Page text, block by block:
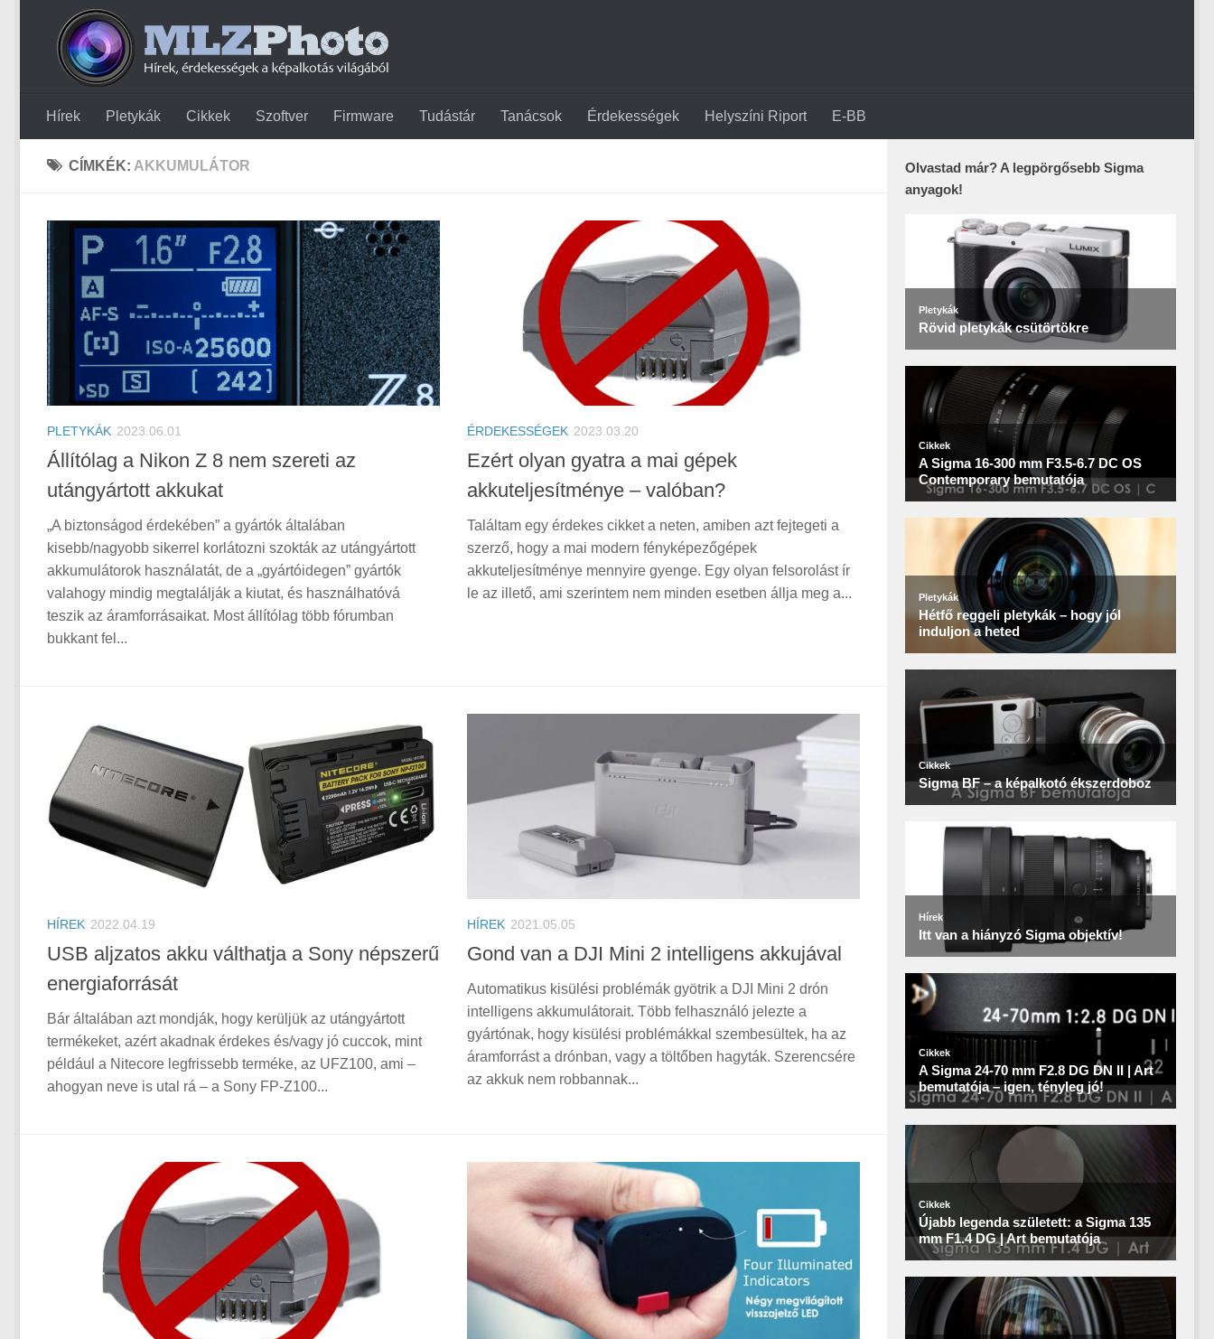
Hírek Pletykák Cikkek Szoftver Firmware Tudástár Tanácsok Érdekességek Helyszíni Riport E-BB
CÍMKÉK: AKKUMULÁTOR
PLETYKÁK 2023.06.01
Állítólag a Nikon Z 8 nem szereti az
utángyártott akkukat
„A biztonságod érdekében” a gyártók általában
kisebb/nagyobb sikerrel korlátozni szokták az utángyártott
akkumulátorok használatát, de a „gyártóidegen” gyártók
valahogy mindig megtalálják a kiutat, és használhatóvá
teszik az áramforrásaikat. Most állítólag több fórumban
bukkant fel...
ÉRDEKESSÉGEK 2023.03.20
Ezért olyan gyatra a mai gépek
akkuteljesítménye – valóban?
Találtam egy érdekes cikket a neten, amiben azt fejtegeti a
szerző, hogy a mai modern fényképezőgépek
akkuteljesítménye mennyire gyenge. Egy olyan felsorolást ír
le az illető, ami szerintem nem minden esetben állja meg a...
HÍREK 2022.04.19
USB aljzatos akku válthatja a Sony népszerű
energiaforrását
Bár általában azt mondják, hogy kerüljük az utángyártott
termékeket, azért akadnak érdekes és/vagy jó cuccok, mint
például a Nitecore legfrissebb terméke, az UFZ100, ami –
ahogyan neve is utal rá – a Sony FP-Z100...
HÍREK 2021.05.05
Gond van a DJI Mini 2 intelligens akkujával
Automatikus kisülési problémák gyötrik a DJI Mini 2 drón
intelligens akkumulátorait. Több felhasználó jelezte a
gyártónak, hogy kisülési problémákkal szembesültek, ha az
áramforrást a drónban, vagy a töltőben hagyták. Szerencsére
az akkuk nem robbannak...
Olvastad már? A legpörgősebb Sigma
anyagok!